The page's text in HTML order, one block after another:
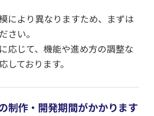
により異なりますため、まずは
さい。
応じて、機能や進め方の調整な
しております。
制作・開発期間がかかります